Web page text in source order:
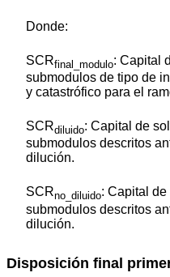
Donde:
SCRfinal_modulo: Capital
submodulos de tipo de
y catastrófico para el
SCRdiluido: Capital de
submodulos descritos
dilución.
SCRno_diluido: Capital
submodulos descritos
dilución.
Disposición final